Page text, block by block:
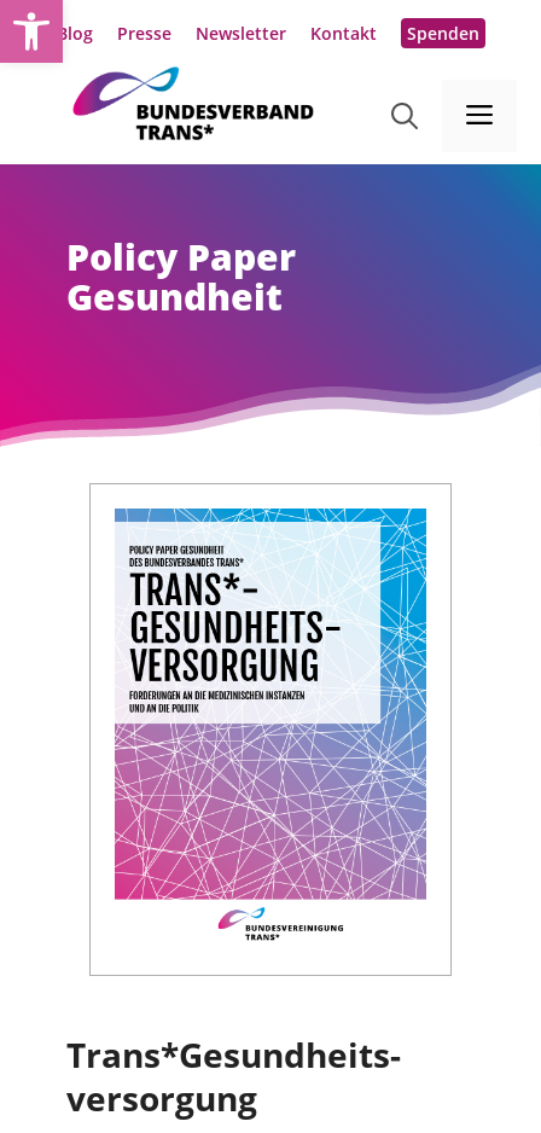
Zum
Inhalt
Blog Presse Newsletter Kontakt Spenden
Policy Paper
Gesundheit
Trans*Gesundheits­
versorgung